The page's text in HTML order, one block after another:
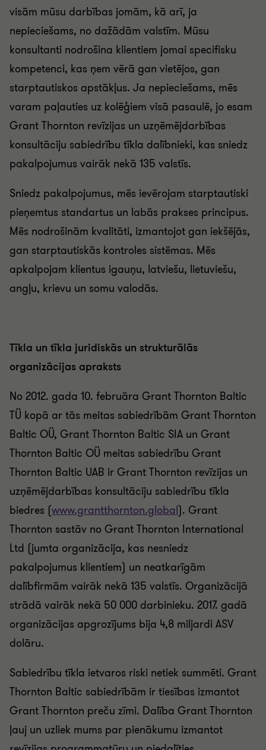
visām mūsu darbības jomām, kā arī, ja
nepieciešams, no dažādām valstīm. Mūsu
konsultanti nodrošina klientiem jomai specifisku
kompetenci, kas ņem vērā gan vietējos, gan
starptautiskos apstākļus. Ja nepieciešams, mēs
varam paļauties uz kolēģiem visā pasaulē, jo esam
Grant Thornton revīzijas un uzņēmējdarbības
konsultāciju sabiedrību tīkla dalībnieki, kas sniedz
pakalpojumus vairāk nekā 135 valstīs.
Sniedz pakalpojumus, mēs ievērojam starptautiski
pieņemtus standartus un labās prakses principus.
Mēs nodrošinām kvalitāti, izmantojot gan iekšējās,
gan starptautiskās kontroles sistēmas. Mēs
apkalpojam klientus igauņu, latviešu, lietuviešu,
angļu, krievu un somu valodās.
Tīkla un tīkla juridiskās un strukturālās
organizācijas apraksts
No 2012. gada 10. februāra Grant Thornton Baltic
TÜ kopā ar tās meitas sabiedrībām Grant Thornton
Baltic OÜ, Grant Thornton Baltic SIA un Grant
Thornton Baltic OÜ meitas sabiedrību Grant
Thornton Baltic UAB ir Grant Thornton revīzijas un
uzņēmējdarbības konsultāciju sabiedrību tīkla
biedres (www.grantthornton.global). Grant
Thornton sastāv no Grant Thornton International
Ltd (jumta organizācija, kas nesniedz
pakalpojumus klientiem) un neatkarīgām
dalībfirmām vairāk nekā 135 valstīs. Organizācijā
strādā vairāk nekā 50 000 darbinieku. 2017. gadā
organizācijas apgrozījums bija 4,8 miljardi ASV
dolāru.
Sabiedrību tīkla ietvaros riski netiek summēti. Grant
Thornton Baltic sabiedrībām ir tiesības izmantot
Grant Thornton preču zīmi. Dalība Grant Thornton
ļauj un uzliek mums par pienākumu izmantot